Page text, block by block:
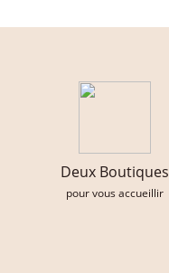
Deux Boutiques
pour vous accueillir